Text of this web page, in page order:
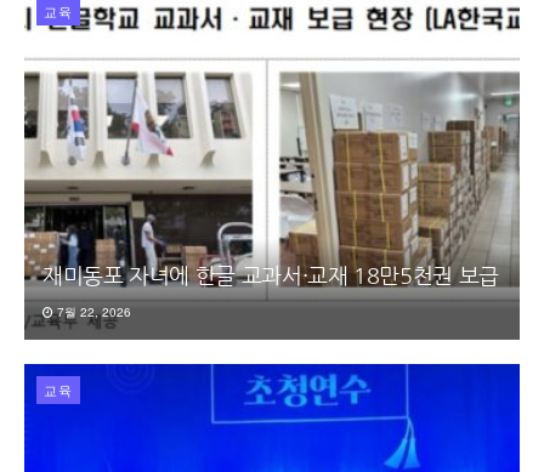
교육
재미동포 자녀에 한글 교과서·교재 18만5천권 보급
7월 22, 2026
교육